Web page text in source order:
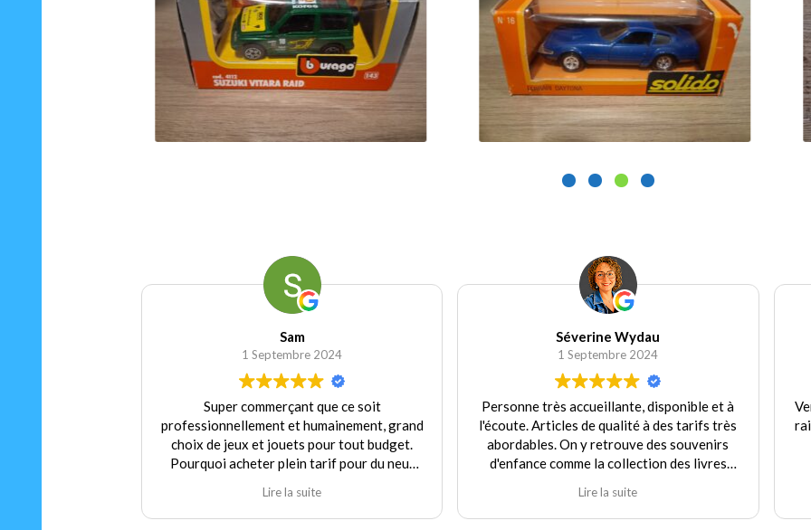
15.00 €
Ajouter au panier
25.00 €
Ajouter au panier
Sam
1 Septembre 2024
Super commerçant que ce soit
professionnellement et humainement, grand
choix de jeux et jouets pour tout budget.
Pourquoi acheter plein tarif pour du neuf
magasin de l'occasion en parfait état à prix
modéré! Encore merci au gérant qui
Lire la suite
Séverine Wydau
1 Septembre 2024
Personne très accueillante, disponible et à
l'écoute. Articles de qualité à des tarifs très
abordables. On y retrouve des souvenirs
d'enfance comme la collection des livres
expérience tant en achat qu'en vente. Je
recommande fortement ce commerçant.
Lire la suite